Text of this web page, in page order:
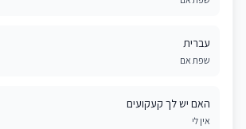
עברית
שפת אם
האם יש לך קעקועים
אין לי